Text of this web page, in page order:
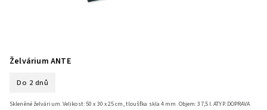
Želvárium ANTE
Do 2 dnů
Skleněné želvárium. Velikost: 50 x 30 x 25 cm, tloušťka skla 4 mm. Objem: 37,5 l. ATYP. DOPRAVA